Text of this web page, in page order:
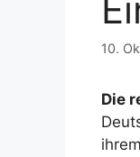
10.
Die